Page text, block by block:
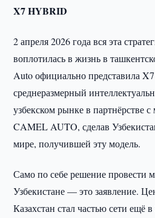
X7 HYBRID
2 апреля 2026 года вся эта
воплотилась в жизнь в
Auto официально представила
среднеразмерный
узбекском рынке в партнёрстве
CAMEL AUTO, сделав
мире, получившей эту модель.
Само по себе решение провести
Узбекистане — это заявление.
Казахстан стал частью сети ещё